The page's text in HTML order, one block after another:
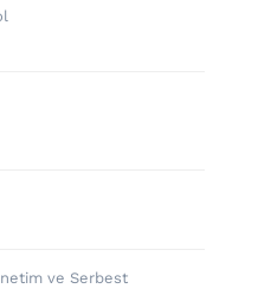
ve Serbest